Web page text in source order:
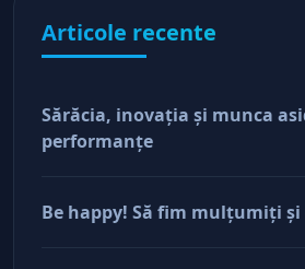
Articole recente
Sărăcia, inovaţia şi munca
performanţe
Be happy! Să fim mulţumiţi şi